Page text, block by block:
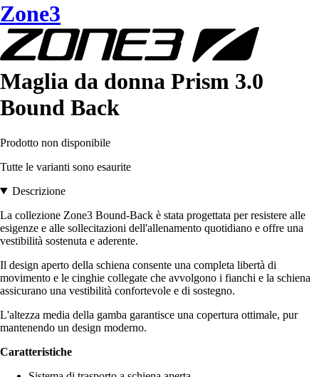
Zone3
Maglia da donna Prism 3.0
Bound Back
Prodotto non disponibile
Tutte le varianti sono esaurite
Descrizione
La collezione Zone3 Bound-Back è stata progettata per resistere alle
esigenze e alle sollecitazioni dell'allenamento quotidiano e offre una
vestibilità sostenuta e aderente.
Il design aperto della schiena consente una completa libertà di
movimento e le cinghie collegate che avvolgono i fianchi e la schiena
assicurano una vestibilità confortevole e di sostegno.
L'altezza media della gamba garantisce una copertura ottimale, pur
mantenendo un design moderno.
Caratteristiche